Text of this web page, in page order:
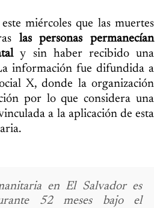
miércoles que las muertes
las personas permanecían
y sin haber recibido una
información fue difundida a
X, donde la organización
por lo que considera una
a la aplicación de esta
en El Salvador es
52 meses bajo el